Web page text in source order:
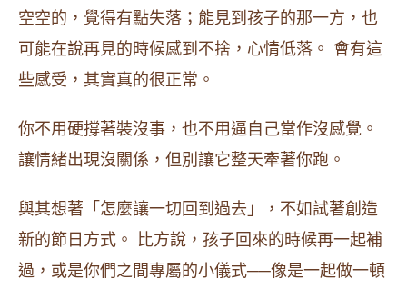
空空的，覺得有點失落；能見到孩子的那一方，也
可能在說再見的時候感到不捨，心情低落。 會有這
些感受，其實真的很正常。
你不用硬撐著裝沒事，也不用逼自己當作沒感覺。
讓情緒出現沒關係，但別讓它整天牽著你跑。
與其想著「怎麼讓一切回到過去」，不如試著創造
新的節日方式。 比方說，孩子回來的時候再一起補
過，或是你們之間專屬的小儀式──像是一起做一頓